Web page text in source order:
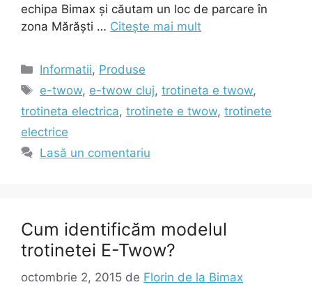
echipa Bimax și căutam un loc de parcare în
zona Mărăști … Citește mai mult
Categorii
Informatii, Produse
Etichete
e-twow, e-twow cluj,trotineta e twow,
trotineta electrica, trotinete e twow, trotinete
electrice
Lasă un comentariu
Cum identificăm modelul
trotinetei E-Twow?
octombrie 2, 2015 de Florin de la Bimax